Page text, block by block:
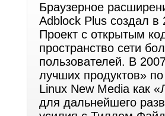
Браузерное
Adblock Plus создал в
Проект с открытым
пространство сети
пользователей. В
лучших продуктов»
Linux New Media как
для дальнейшего